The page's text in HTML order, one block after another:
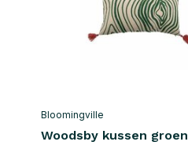
Bloomingville
Woodsby kussen groen